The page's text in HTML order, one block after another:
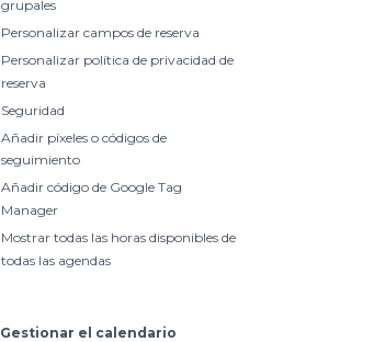
grupales
Personalizar campos de reserva
Personalizar política de privacidad de
reserva
Seguridad
Añadir píxeles o códigos de
seguimiento
Añadir código de Google Tag
Manager
Mostrar todas las horas disponibles de
todas las agendas
Gestionar el calendario